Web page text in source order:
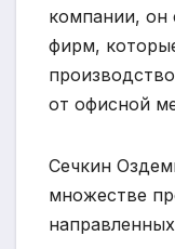
компании, он
фирм,
от офисной
Сечкин
множестве